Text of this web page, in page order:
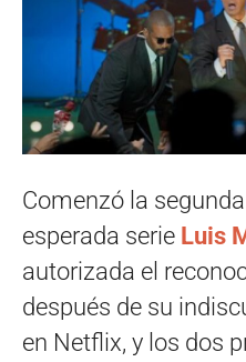
Comenzó la
esperada serie Luis
autorizada el
después de su
en Netflix, y los dos